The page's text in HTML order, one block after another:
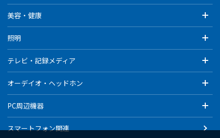
美容・健康
照明
テレビ・記録メディア
オーデイオ・ヘッドホン
PC周辺機器
スマートフォン関連